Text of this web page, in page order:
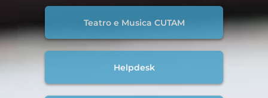
Teatro e Musica CUTAM
Helpdesk